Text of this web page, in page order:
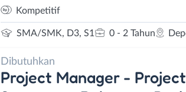
Kompetitif
SMA/SMK, D3, S1 0 - 2 Tahun
Dibutuhkan
Project Manager -